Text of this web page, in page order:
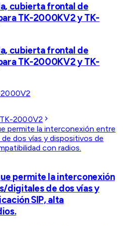
cubierta frontal de
TK-2000KV2 y TK-
cubierta frontal de
TK-2000KV2 y TK-
2000V2
permite la interconexión
digitales de dos vías y
SIP, alta